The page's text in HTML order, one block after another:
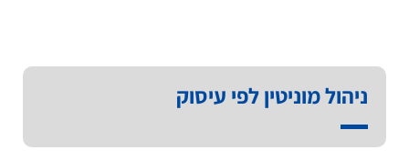
ניהול מוניטין לפי עיסוק